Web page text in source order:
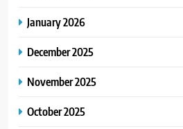
January 2026
December 2025
November 2025
October 2025